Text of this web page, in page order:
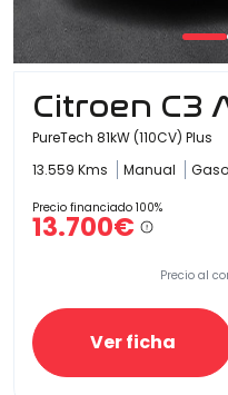
Citroen C3
PureTech 81kW (110CV) Plus
13.559 Kms
Manual
Precio financiado 100%
13.700€
Precio al
Ver ficha